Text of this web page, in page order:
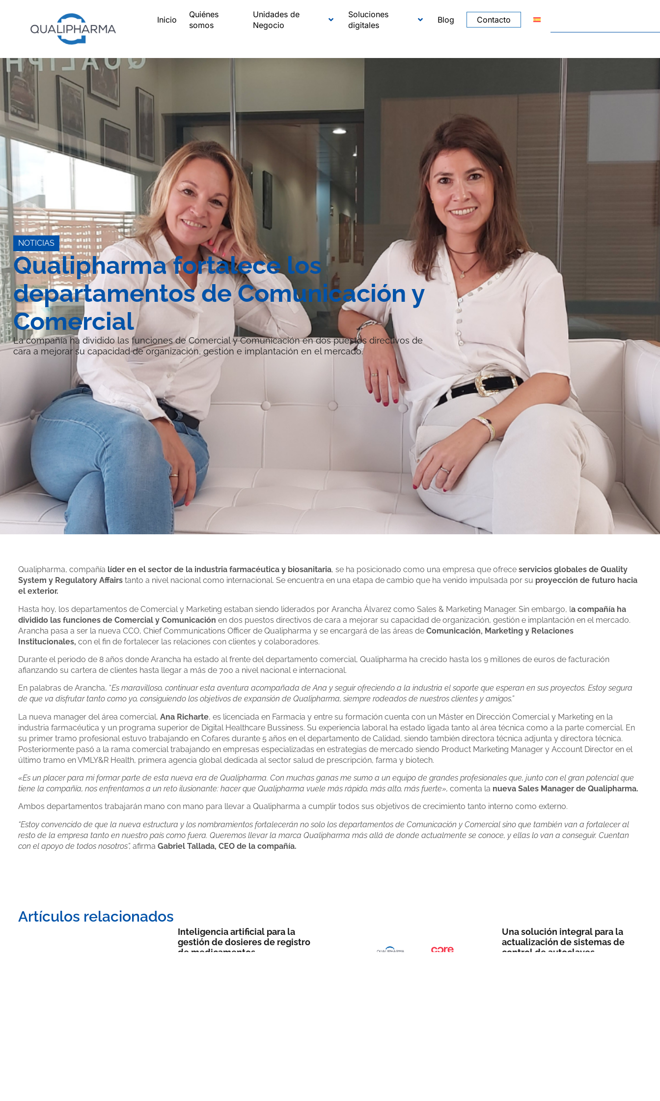
Inicio
Quiénes
somos
Unidades de
Negocio
Soluciones
digitales
Blog Contacto
NOTICIAS
Qualipharma fortalece los
departamentos de Comunicación y
Comercial
La compañía ha dividido las funciones de Comercial y Comunicación en dos puestos directivos de
cara a mejorar su capacidad de organización, gestión e implantación en el mercado.
Qualipharma, compañía líder en el sector de la industria farmacéutica y biosanitaria, se ha posicionado como una empresa que ofrece servicios globales de Quality
System y Regulatory Affairstanto a nivel nacional como internacional. Se encuentra en una etapa de cambio que ha venido impulsada por su proyección de futuro hacia
el exterior.
Hasta hoy, los departamentos de Comercial y Marketing estaban siendo liderados por Arancha Álvarez como Sales & Marketing Manager. Sin embargo, la compañía ha
dividido las funciones de Comercial y Comunicación en dos puestos directivos de cara a mejorar su capacidad de organización, gestión e implantación en el mercado.
Arancha pasa a ser la nueva CCO, Chief Communications Officer de Qualipharma y se encargará de las áreas de Comunicación, Marketing y Relaciones
Institucionales, con el fin de fortalecer las relaciones con clientes y colaboradores.
Durante el periodo de 8 años donde Arancha ha estado al frente del departamento comercial, Qualipharma ha crecido hasta los 9 millones de euros de facturación
afianzando su cartera de clientes hasta llegar a más de 700 a nivel nacional e internacional.
En palabras de Arancha, “Es maravilloso, continuar esta aventura acompañada de Ana y seguir ofreciendo a la industria el soporte que esperan en sus proyectos. Estoy segura
de que va disfrutar tanto como yo, consiguiendo los objetivos de expansión de Qualipharma, siempre rodeados de nuestros clientes y amigos.”
La nueva manager del área comercial, Ana Richarte, es licenciada en Farmacia y entre su formación cuenta con un Máster en Dirección Comercial y Marketing en la
industria farmacéutica y un programa superior de Digital Healthcare Bussiness. Su experiencia laboral ha estado ligada tanto al área técnica como a la parte comercial. En
su primer tramo profesional estuvo trabajando en Cofares durante 5 años en el departamento de Calidad, siendo también directora técnica adjunta y directora técnica.
Posteriormente pasó a la rama comercial trabajando en empresas especializadas en estrategias de mercado siendo Product Marketing Manager y Account Director en el
último tramo en VMLY&R Health, primera agencia global dedicada al sector salud de prescripción, farma y biotech.
«Es un placer para mi formar parte de esta nueva era de Qualipharma. Con muchas ganas me sumo a un equipo de grandes profesionales que, junto con el gran potencial que
tiene la compañía, nos enfrentamos a un reto ilusionante: hacer que Qualipharma vuele más rápido, más alto, más fuerte», comenta la nueva Sales Manager de Qualipharma.
Ambos departamentos trabajarán mano con mano para llevar a Qualipharma a cumplir todos sus objetivos de crecimiento tanto interno como externo.
“Estoy convencido de que la nueva estructura y los nombramientos fortalecerán no solo los departamentos de Comunicación y Comercial sino que también van a fortalecer al
resto de la empresa tanto en nuestro país como fuera. Queremos llevar la marca Qualipharma más allá de donde actualmente se conoce, y ellas lo van a conseguir. Cuentan
con el apoyo de todos nosotros”, afirma Gabriel Tallada, CEO de la compañía.
Artículos relacionados
Inteligencia artificial para la
gestión de dosieres de registro
de medicamentos
Una solución integral para la
actualización de sistemas de
control de autoclaves